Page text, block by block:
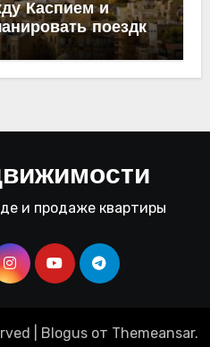
Каспием и
поездку
и продаже квартиры
Blogus от Themeansar.